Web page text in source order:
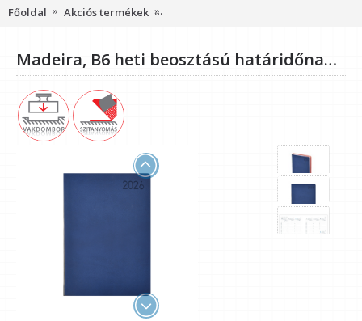
Főoldal Akciós termékek
Madeira, B6 heti beosztású határidőnapló, Kék-Narancs